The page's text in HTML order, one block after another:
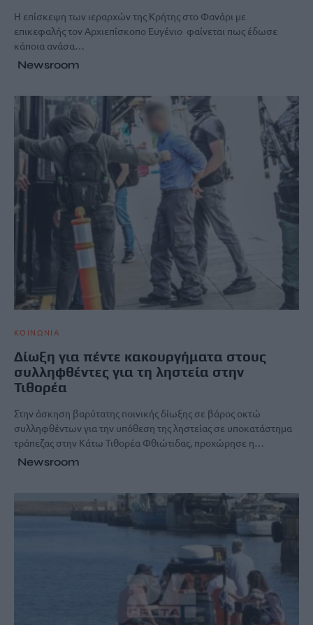
Η επίσκεψη των ιεραρχών της Κρήτης στο Φανάρι με
επικεφαλής τον Αρχιεπίσκοπο Ευγένιο φαίνεται πως έδωσε
κάποια ανάσα…
Newsroom
ΚΟΙΝΩΝΙΑ
Δίωξη για πέντε κακουργήματα στους
συλληφθέντες για τη ληστεία στην
Τιθορέα
Στην άσκηση βαρύτατης ποινικής δίωξης σε βάρος οκτώ
συλληφθέντων για την υπόθεση της ληστείας σε υποκατάστημα
τράπεζας στην Κάτω Τιθορέα Φθιώτιδας, προχώρησε η…
Newsroom